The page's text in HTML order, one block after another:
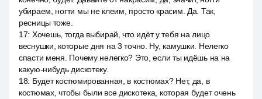
убираем, ногти мы не клеим, просто красим. Да. Так,
ресницы тоже.
17: Хочешь, тогда выбирай, что идёт у тебя на лицо
веснушки, которые дня на 3 точно. Ну, камушки. Нелегко
спасти меня. Почему нелегко? Это, если ты идёшь на на
какую-нибудь дискотеку.
18: Будет костюмированная, в костюмах? Нет, да, в
костюмах, чтобы были все дискотека, которая будет очень